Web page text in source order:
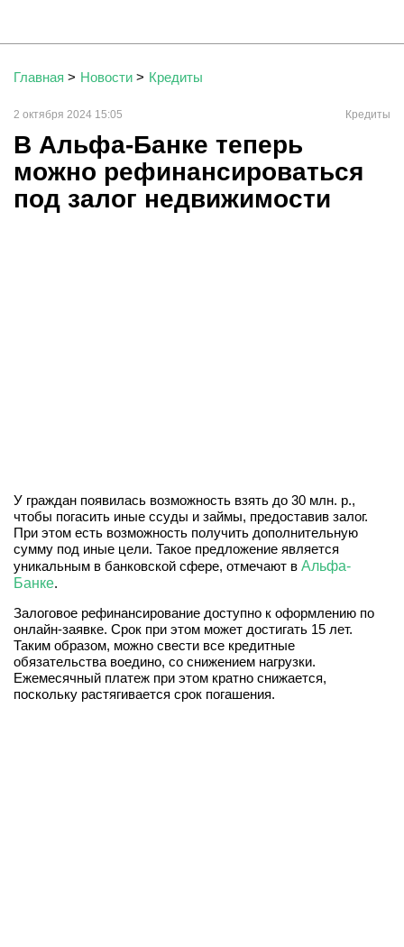
Главная > Новости > Кредиты
2 октября 2024 15:05 Кредиты
В Альфа-Банке теперь
можно рефинансироваться
под залог недвижимости
У граждан появилась возможность взять до 30 млн. р.,
чтобы погасить иные ссуды и займы, предоставив залог.
При этом есть возможность получить дополнительную
сумму под иные цели. Такое предложение является
уникальным в банковской сфере, отмечают в Альфа-
Банке.
Залоговое рефинансирование доступно к оформлению по
онлайн-заявке. Срок при этом может достигать 15 лет.
Таким образом, можно свести все кредитные
обязательства воедино, со снижением нагрузки.
Ежемесячный платеж при этом кратно снижается,
поскольку растягивается срок погашения.